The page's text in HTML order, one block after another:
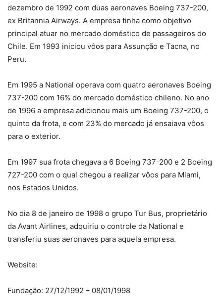
dezembro de 1992 com duas aeronaves Boeing 737-200,
ex Britannia Airways. A empresa tinha como objetivo
principal atuar no mercado doméstico de passageiros do
Chile. Em 1993 iniciou vôos para Assunção e Tacna, no
Peru.
Em 1995 a National operava com quatro aeronaves Boeing
737-200 com 16% do mercado doméstico chileno. No ano
de 1996 a empresa adicionou mais um Boeing 737-200, o
quinto da frota, e com 23% do mercado já ensaiava vôos
para o exterior.
Em 1997 sua frota chegava a 6 Boeing 737-200 e 2 Boeing
727-200 com o qual chegou a realizar vôos para Miami,
nos Estados Unidos.
No dia 8 de janeiro de 1998 o grupo Tur Bus, proprietário
da Avant Airlines, adquiriu o controle da National e
transferiu suas aeronaves para aquela empresa.
Website:
Fundação: 27/12/1992 – 08/01/1998